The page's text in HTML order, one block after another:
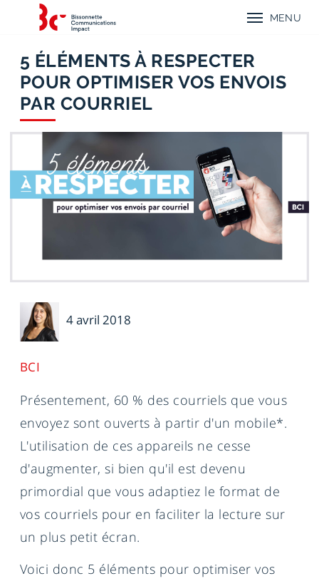
5 ÉLÉMENTS À RESPECTER
POUR OPTIMISER VOS ENVOIS
PAR COURRIEL
Voyer
4 avril 2018
BCI
Présentement, 60 % des courriels que vous
envoyez sont ouverts à partir d'un mobile*.
L'utilisation de ces appareils ne cesse
d'augmenter, si bien qu'il est devenu
primordial que vous adaptiez le format de
vos courriels pour en faciliter la lecture sur
un plus petit écran.
Voici donc 5 éléments pour optimiser vos
contenu
Bissonnette
Communications
Impact
MENU